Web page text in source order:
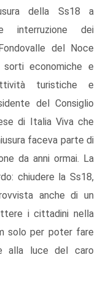
della Ss18 a
interruzione dei
del Noce
economiche e
turistiche e
del Consiglio
di Italia Viva che
faceva parte di
da anni ormai. La
chiudere la Ss18,
anche di un
i cittadini nella
solo per poter fare
alla luce del caro